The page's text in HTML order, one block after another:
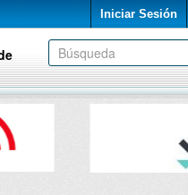
Iniciar Sesión